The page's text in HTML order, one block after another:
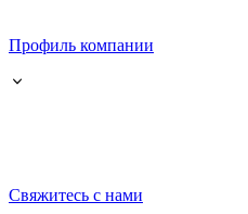
Профиль компании
Свяжитесь с нами